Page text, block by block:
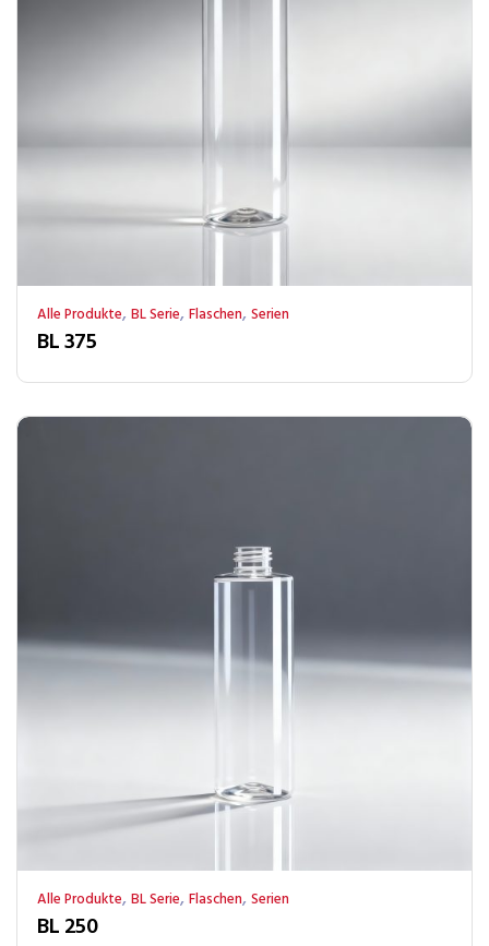
Alle Produkte, BL Serie, Flaschen, Serien
BL 375
Alle Produkte, BL Serie, Flaschen, Serien
BL 250